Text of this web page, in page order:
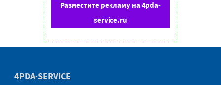
Разместите рекламу на 4pda-
service.ru
4PDA-SERVICE